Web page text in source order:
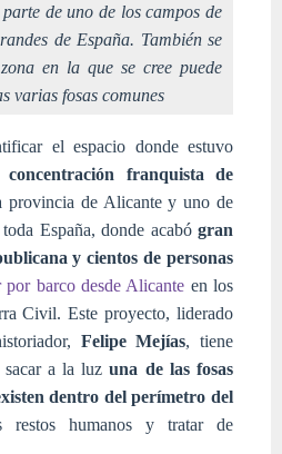
de uno de los campos de
de España. También se
en la que se cree puede
varias fosas comunes
el espacio donde estuvo
concentración franquista de
provincia de Alicante y uno de
España, donde acabó gran
y cientos de personas
por barco desde Alicante en los
Civil. Este proyecto, liderado
Felipe Mejías, tiene
sacar a la luzuna de las fosas
dentro del perímetro del
restos humanos y tratar de